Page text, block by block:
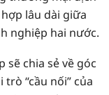
lâu dài giữa
nghiệp hai nước.
sẽ chia sẻ về góc
“cầu nối” của